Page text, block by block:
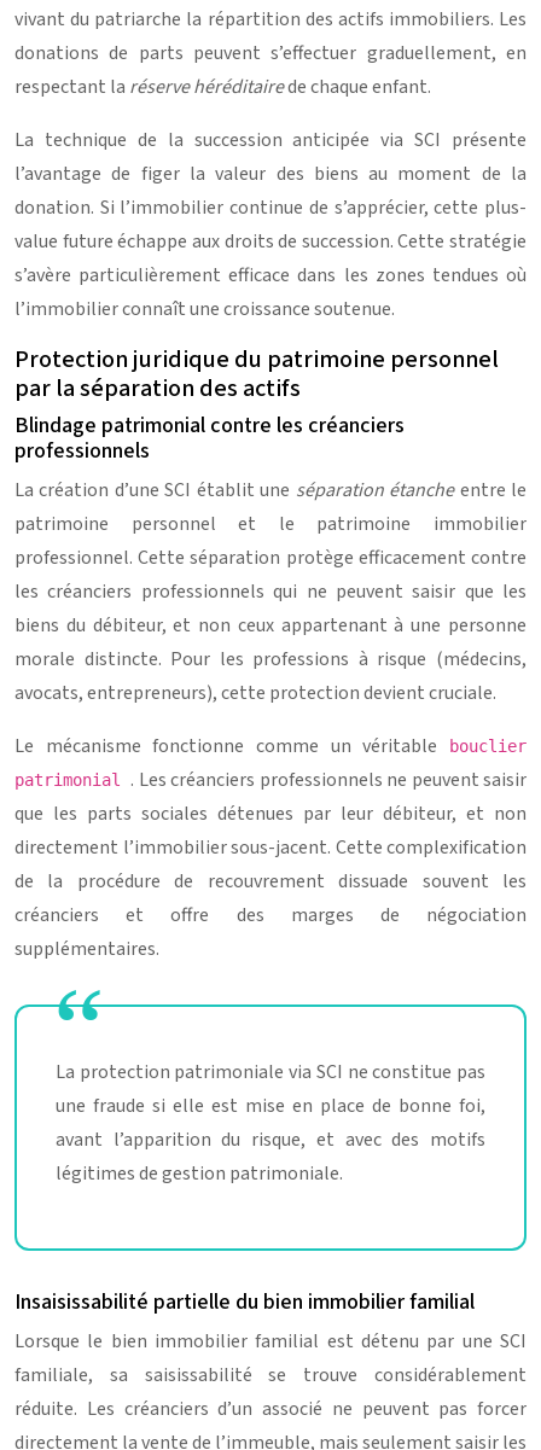
vivant du patriarche la répartition des actifs immobiliers. Les
donations de parts peuvent s’effectuer graduellement, en
respectant la réserve héréditairede chaque enfant.
La technique de la succession anticipée via SCI présente
l’avantage de figer la valeur des biens au moment de la
donation. Si l’immobilier continue de s’apprécier, cette plus-
value future échappe aux droits de succession. Cette stratégie
s’avère particulièrement efficace dans les zones tendues où
l’immobilier connaît une croissance soutenue.
Protection juridique du patrimoine personnel
par la séparation des actifs
Blindage patrimonial contre les créanciers
professionnels
La création d’une SCI établit une séparation étancheentre le
patrimoine personnel et le patrimoine immobilier
professionnel. Cette séparation protège efficacement contre
les créanciers professionnels qui ne peuvent saisir que les
biens du débiteur, et non ceux appartenant à une personne
morale distincte. Pour les professions à risque (médecins,
avocats, entrepreneurs), cette protection devient cruciale.
Le mécanisme fonctionne comme un véritable
bouclier
patrimonial . Les créanciers professionnels ne peuvent saisir
que les parts sociales détenues par leur débiteur, et non
directement l’immobilier sous-jacent. Cette complexification
de la procédure de recouvrement dissuade souvent les
créanciers et offre des marges de négociation
supplémentaires.
La protection patrimoniale via SCI ne constitue pas
une fraude si elle est mise en place de bonne foi,
avant l’apparition du risque, et avec des motifs
légitimes de gestion patrimoniale.
Insaisissabilité partielle du bien immobilier familial
Lorsque le bien immobilier familial est détenu par une SCI
familiale, sa saisissabilité se trouve considérablement
réduite. Les créanciers d’un associé ne peuvent pas forcer
directement la vente de l’immeuble, mais seulement saisir les